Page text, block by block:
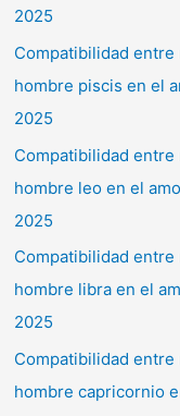
2025
Compatibilidad
hombre piscis en el
2025
Compatibilidad
hombre leo en el
2025
Compatibilidad
hombre libra en el
2025
Compatibilidad
hombre capricornio